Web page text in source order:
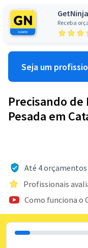
Receba
Seja um
Precisando de
Pesada em
Até 4
Profissionais
Como funciona o